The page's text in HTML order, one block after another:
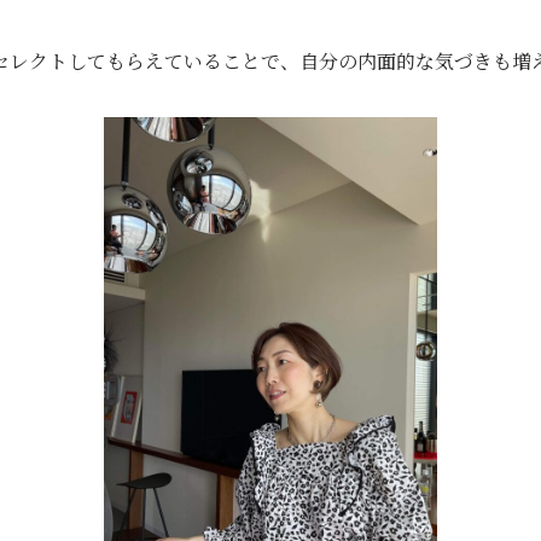
レクトしてもらえていることで、自分の内面的な気づきも増